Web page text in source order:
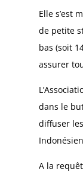
Elle s’est
de petite
bas (soit
assurer
dans le
diffuser
A la